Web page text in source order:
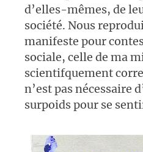
d’elles-mêmes, de
société. Nous
manifeste pour
sociale, celle de ma
scientifquement
n’est pas nécessaire
surpoids pour se